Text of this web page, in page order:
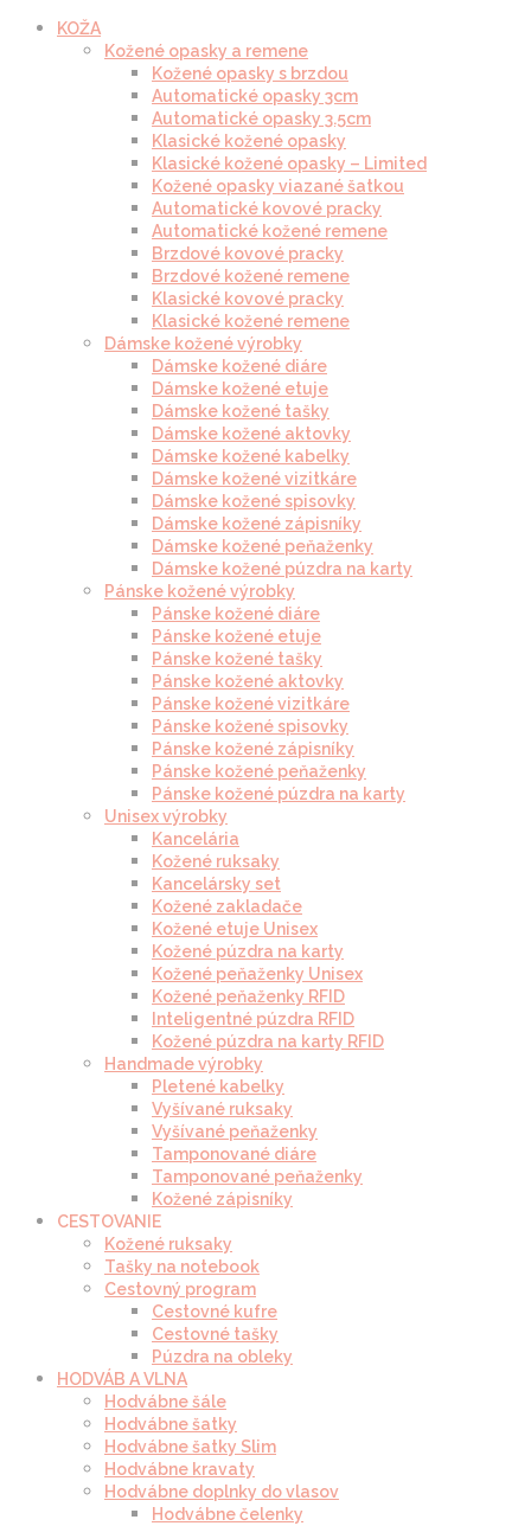
KOŽA
Kožené opasky a remene
Kožené opasky s brzdou
Automatické opasky 3cm
Automatické opasky 3.5cm
Klasické kožené opasky
Klasické kožené opasky – Limited
Kožené opasky viazané šatkou
Automatické kovové pracky
Automatické kožené remene
Brzdové kovové pracky
Brzdové kožené remene
Klasické kovové pracky
Klasické kožené remene
Dámske kožené výrobky
Dámske kožené diáre
Dámske kožené etuje
Dámske kožené tašky
Dámske kožené aktovky
Dámske kožené kabelky
Dámske kožené vizitkáre
Dámske kožené spisovky
Dámske kožené zápisníky
Dámske kožené peňaženky
Dámske kožené púzdra na karty
Pánske kožené výrobky
Pánske kožené diáre
Pánske kožené etuje
Pánske kožené tašky
Pánske kožené aktovky
Pánske kožené vizitkáre
Pánske kožené spisovky
Pánske kožené zápisníky
Pánske kožené peňaženky
Pánske kožené púzdra na karty
Unisex výrobky
Kancelária
Kožené ruksaky
Kancelársky set
Kožené zakladače
Kožené etuje Unisex
Kožené púzdra na karty
Kožené peňaženky Unisex
Kožené peňaženky RFID
Inteligentné púzdra RFID
Kožené púzdra na karty RFID
Handmade výrobky
Pletené kabelky
Vyšívané ruksaky
Vyšívané peňaženky
Tamponované diáre
Tamponované peňaženky
Kožené zápisníky
CESTOVANIE
Kožené ruksaky
Tašky na notebook
Cestovný program
Cestovné kufre
Cestovné tašky
Púzdra na obleky
HODVÁB A VLNA
Hodvábne šále
Hodvábne šatky
Hodvábne šatky Slim
Hodvábne kravaty
Hodvábne doplnky do vlasov
Hodvábne čelenky